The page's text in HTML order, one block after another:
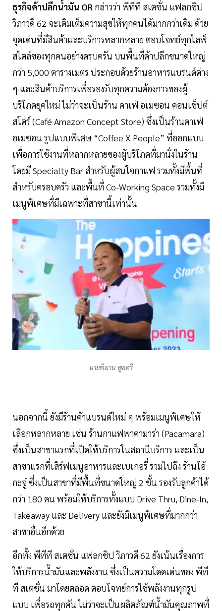
ธุรกิจค้าปลีกน้ำมัน OR กล่าวว่า พีทีที สเตชั่น แฟลกชิป
วิภาวดี 62 จะเติมเต็มความสุขให้ทุกคนได้มากกว่าเดิม ด้วย
จุดเด่นที่มีสินค้าและบริการหลากหลาย ตอบโจทย์ทุกไลฟ์
สไตล์ของทุกคนอย่างครบครัน บนพื้นที่ค้าปลีกขนาดใหญ่
กว่า 5,000 ตารางเมตร ประกอบด้วยร้านอาหารแบรนด์ต่าง
ๆ และสินค้าบริการเพื่อรองรับทุกความต้องการของผู้
บริโภคยุคใหม่ ไม่ว่าจะเป็นร้าน คาเฟ่ อเมซอน คอนเซ็ปต์
สโตร์ (Café Amazon Concept Store) ซึ่งเป็นร้านคาเฟ่
อเมซอน รูปแบบพิเศษ “Coffee X People” ที่ออกแบบ
เพื่อการใช้งานที่หลากหลายของผู้บริโภคที่มานั่งในร้าน
โดยมี Specialty Bar สำหรับผู้สนใจกาแฟ รวมทั้งมีพื้นที่
สำหรับครอบครัว และพื้นที่ Co-Working Space รวมทั้งมี
เมนูพิเศษที่มีเฉพาะที่สาขานี้เท่านั้น
นายพิมาน พูลศรี
นอกจากนี้ ยังมีร้านค้าแบรนด์ใหม่ ๆ พร้อมเมนูพิเศษให้
เลือกหลากหลาย เช่น ร้านกาแฟพาคามาร่า (Pacamara)
ซึ่งเป็นสาขาแรกที่เปิดให้บริการในสถานีบริการ และเป็น
สาขาแรกที่เสิร์ฟเมนูอาหารและเบเกอรี่ รวมไปถึง ร้านโอ้
กะจู๋ ซึ่งเป็นสาขาที่มีพื้นที่ขนาดใหญ่ 2 ชั้น รองรับลูกค้าได้
กว่า 180 คน พร้อมให้บริการทั้งแบบ Drive Thru, Dine-In,
Takeaway และ Delivery และยังมีเมนูพิเศษที่มากกว่า
สาขาอื่นอีกด้วย
อีกทั้ง พีทีที สเตชั่น แฟลกชิป วิภาวดี 62 ยังเน้นเรื่องการ
ให้บริการน้ำมันและพลังงาน ซึ่งเป็นความโดดเด่นของ พีที
ที สเตชั่น มาโดยตลอด ตอบโจทย์การใช้พลังงานทุกรูป
แบบ เพื่อรถทุกคัน ไม่ว่าจะเป็นผลิตภัณฑ์น้ำมันคุณภาพที่